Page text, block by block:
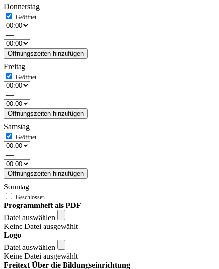
Donnerstag
—
Öffnungszeiten hinzufügen
Freitag
—
Öffnungszeiten hinzufügen
Samstag
—
Öffnungszeiten hinzufügen
Sonntag
Programmheft als PDF
Datei auswählen
Keine Datei ausgewählt
Logo
Datei auswählen
Keine Datei ausgewählt
Freitext Über die Bildungseinrichtung